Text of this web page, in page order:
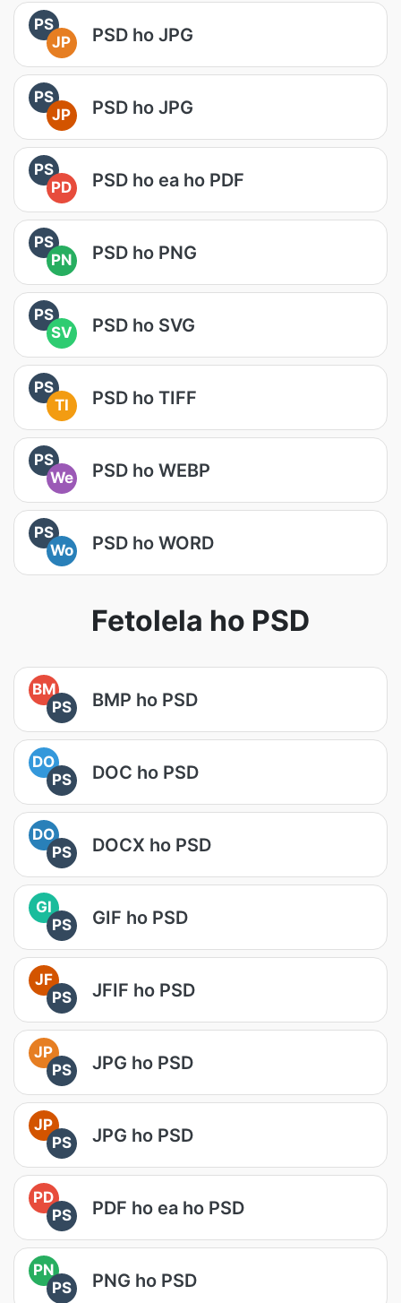
PS
JP
PSD ho JPG
PS
JP
PSD ho JPG
PS
PD
PSD ho ea ho PDF
PS
PN
PSD ho PNG
PS
SV
PSD ho SVG
PS
TI
PSD ho TIFF
PS
We
PSD ho WEBP
PS
Wo
PSD ho WORD
Fetolela ho PSD
BM
PS
BMP ho PSD
DO
PS
DOC ho PSD
DO
PS
DOCX ho PSD
GI
PS
GIF ho PSD
JF
PS
JFIF ho PSD
JP
PS
JPG ho PSD
JP
PS
JPG ho PSD
PD
PS
PDF ho ea ho PSD
PN
PS
PNG ho PSD